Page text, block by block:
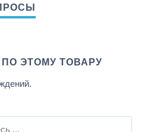
ЭТОМУ ТОВАРУ